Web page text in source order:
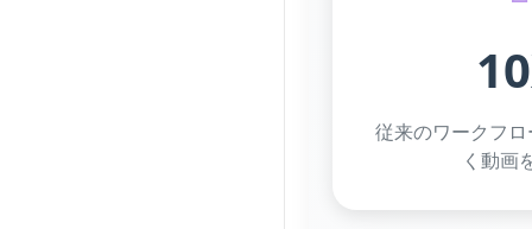
従来のワークフ
く動画